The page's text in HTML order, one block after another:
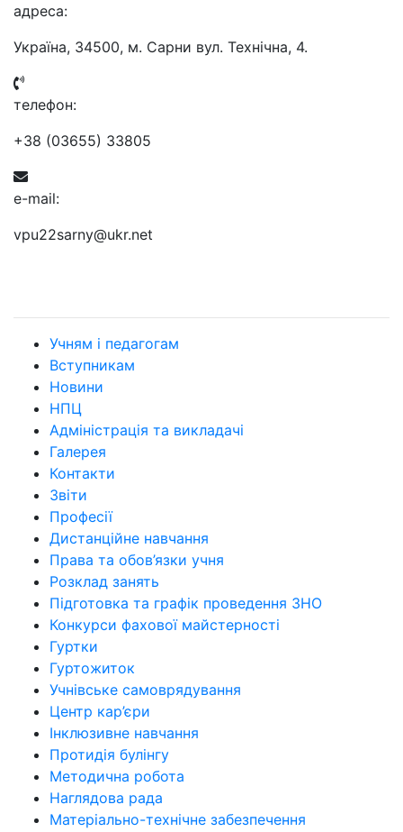
aдресa:
Україна, 34500, м. Сарни вул. Технічна, 4.
телефон:
+38 (03655) 33805
e-mail:
vpu22sarny@ukr.net
Учням і педагогам
Вступникам
Новини
НПЦ
Адміністрація та викладачі
Галерея
Контакти
Звіти
Професії
Дистанційне навчання
Права та обов’язки учня
Розклад занять
Підготовка та графік проведення ЗНО
Конкурси фахової майстерності
Гуртки
Гуртожиток
Учнівське самоврядування
Центр кар’єри
Інклюзивне навчання
Протидія булінгу
Методична робота
Наглядова рада
Матеріально-технічне забезпечення